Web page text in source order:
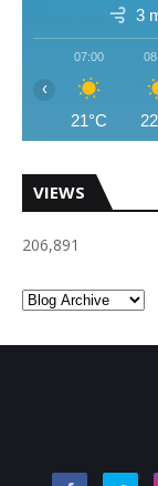
3
07:00
21°C
‹
VIEWS
206,891